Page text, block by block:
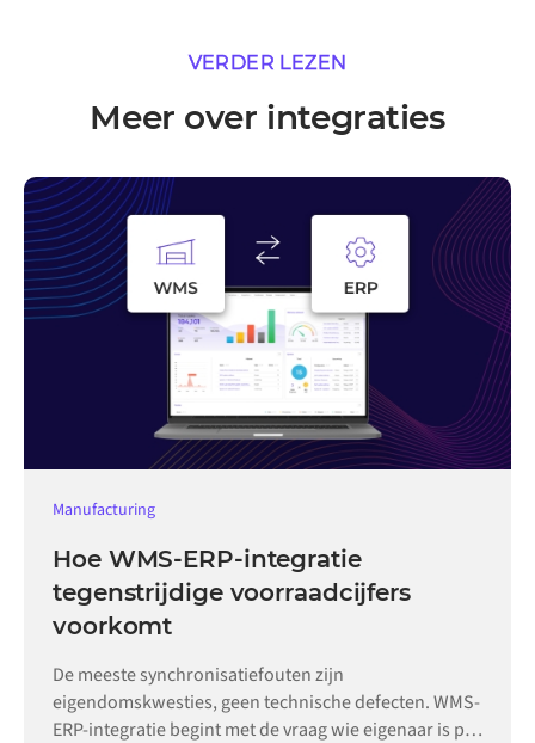
VERDER LEZEN
Meer over integraties
Manufacturing
Hoe WMS-ERP-integratie
tegenstrijdige voorraadcijfers
voorkomt
De meeste synchronisatiefouten zijn
eigendomskwesties, geen technische defecten. WMS-
ERP-integratie begint met de vraag wie eigenaar is per